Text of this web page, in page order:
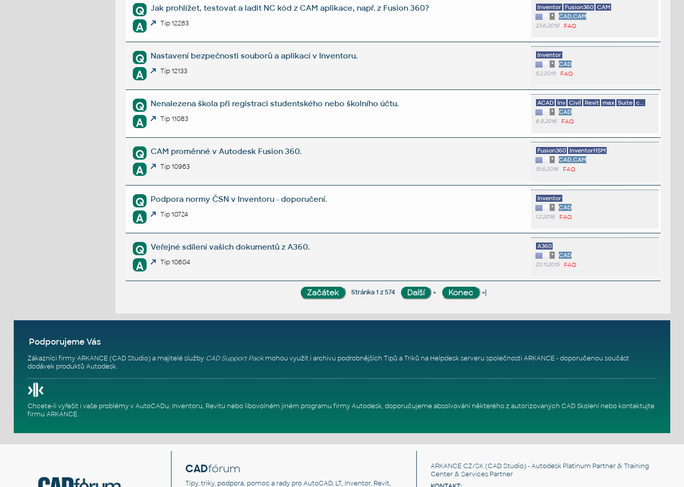
Q Jak prohlížet, testovat a ladit NC kód z CAM aplikace, např. z Fusion 360?
A Tip 12283
Inventor Fusion360 CAM
*
CAD,CAM
23.6.2019 FAQ
Q Nastavení bezpečnosti souborů a aplikací v Inventoru.
A Tip 12133
Inventor
*
CAD
5.2.2019 FAQ
Q Nenalezena škola při registraci studentského nebo školního účtu.
A Tip 11083
ACAD Inv Civil Revit max Suite c...
*
CAD
8.9.2016 FAQ
Q CAM proměnné v Autodesk Fusion 360.
A Tip 10963
Fusion360 InventorHSM
*
CAD,CAM
15.6.2016 FAQ
Q Podpora normy ČSN v Inventoru - doporučení.
A Tip 10724
Inventor
*
CAD
1.2.2016 FAQ
Q Veřejné sdílení vašich dokumentů z A360.
A Tip 10604
A360
*
CAD
23.11.2015 FAQ
Stránka 1 z 574 » »|
Podporujeme Vás
Zákazníci firmy ARKANCE (CAD Studio) a majitelé služby CAD Support Packmohou využít i archivu podrobnějších Tipů a Triků na Helpdesk serveru společnosti ARKANCE - doporučenou součást
dodávek produktů Autodesk.
Chcete-li vyřešit i vaše problémy v AutoCADu, Inventoru, Revitu nebo libovolném jiném programu firmy Autodesk, doporučujeme absolvování některého z autorizovaných CAD školenínebo kontaktujte
firmu ARKANCE.
CADfórum
Tipy, triky, podpora, pomoc a rady pro AutoCAD, LT, Inventor, Revit,
ARKANCE CZ/SK(CAD Studio) - Autodesk Platinum Partner & Training
Center & Services Partner